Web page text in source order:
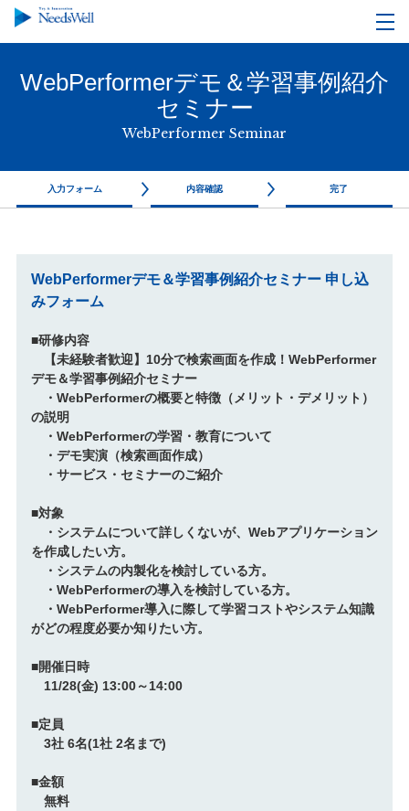
WebPerformerデモ＆学習事例紹介
セミナー
WebPerformer Seminar
入力フォーム 内容確認 完了
WebPerformerデモ＆学習事例紹介セミナー 申し込
みフォーム
■研修内容
【未経験者歓迎】10分で検索画面を作成！WebPerformer
デモ＆学習事例紹介セミナー
・WebPerformerの概要と特徴（メリット・デメリット）
の説明
・WebPerformerの学習・教育について
・デモ実演（検索画面作成）
・サービス・セミナーのご紹介
■対象
・システムについて詳しくないが、Webアプリケーション
を作成したい方。
・システムの内製化を検討している方。
・WebPerformerの導入を検討している方。
・WebPerformer導入に際して学習コストやシステム知識
がどの程度必要か知りたい方。
■開催日時
11/28(金) 13:00～14:00
■定員
3社 6名(1社 2名まで)
■金額
無料